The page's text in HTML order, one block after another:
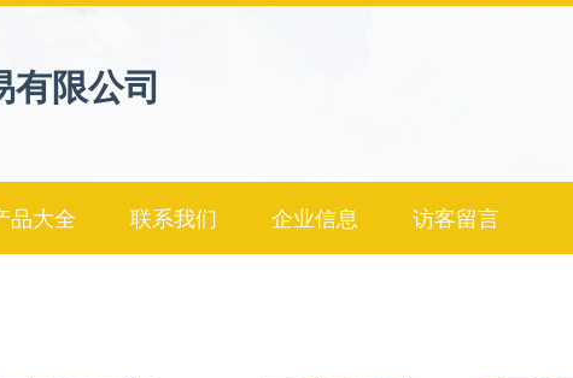
限公司
品大全 联系我们 企业信息 访客留言